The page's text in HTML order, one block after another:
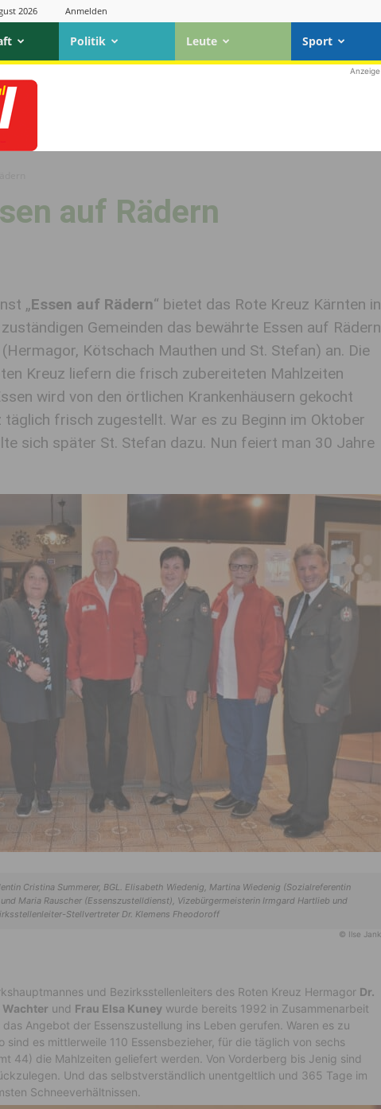
2026 Anmelden
Politik Leute Sport
Anzeige
auf Rädern
„Essen auf Rädern“ bietet das Rote Kreuz Kärnten in
Gemeinden das bewährte Essen auf Rädern
Kötschach Mauthen und St. Stefan) an. Die
Kreuz liefern die frisch zubereiteten Mahlzeiten
wird von den örtlichen Krankenhäusern gekocht
täglich frisch zugestellt. War es zu Beginn im Oktober
sich später St. Stefan dazu. Nun feiert man 30 Jahre
Cristina Summerer, BGL. Elisabeth Wiedenig, Martina Wiedenig (Sozialreferentin
Maria Rauscher (Essenszustelldienst), Vizebürgermeisterin Irmgard Hartlieb und
Stellvertreter Dr. Klemens Fheodoroff
© Ilse Jank
und Bezirksstellenleiters des Roten Kreuz Hermagor Dr.
Wachter und Frau Elsa Kuney wurde bereits 1992 in Zusammenarbeit
Angebot der Essenszustellung ins Leben gerufen. Waren es zu
sind es mittlerweile 110 Essensbezieher, für die täglich von sechs
44) die Mahlzeiten geliefert werden. Von Vorderberg bis Jenig sind
Und das selbstverständlich unentgeltlich und 365 Tage im
Schneeverhältnissen.